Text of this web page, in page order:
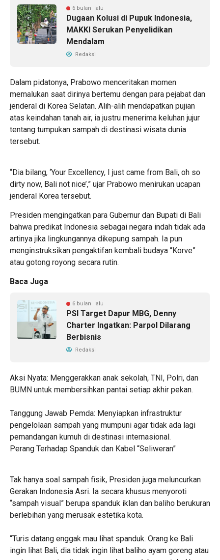
6 bulan lalu
Dugaan Kolusi di Pupuk Indonesia,
MAKKI Serukan Penyelidikan
Mendalam
Redaksi
Dalam pidatonya, Prabowo menceritakan momen
memalukan saat dirinya bertemu dengan para pejabat dan
jenderal di Korea Selatan. Alih-alih mendapatkan pujian
atas keindahan tanah air, ia justru menerima keluhan jujur
tentang tumpukan sampah di destinasi wisata dunia
tersebut.
“Dia bilang, ‘Your Excellency, I just came from Bali, oh so
dirty now, Bali not nice’,” ujar Prabowo menirukan ucapan
jenderal Korea tersebut.
​Presiden mengingatkan para Gubernur dan Bupati di Bali
bahwa predikat Indonesia sebagai negara indah tidak ada
artinya jika lingkungannya dikepung sampah. Ia pun
menginstruksikan pengaktifan kembali budaya “Korve”
atau gotong royong secara rutin.
Baca Juga
6 bulan lalu
​PSI Target Dapur MBG, Denny
Charter Ingatkan: Parpol Dilarang
Berbisnis
Redaksi
​Aksi Nyata: Menggerakkan anak sekolah, TNI, Polri, dan
BUMN untuk membersihkan pantai setiap akhir pekan.
Tanggung Jawab Pemda: Menyiapkan infrastruktur
pengelolaan sampah yang mumpuni agar tidak ada lagi
pemandangan kumuh di destinasi internasional.
​Perang Terhadap Spanduk dan Kabel “Seliweran”
Tak hanya soal sampah fisik, Presiden juga meluncurkan
Gerakan Indonesia Asri. Ia secara khusus menyoroti
“sampah visual” berupa spanduk iklan dan baliho berukuran
berlebihan yang merusak estetika kota.
“Turis datang enggak mau lihat spanduk. Orang ke Bali
ingin lihat Bali, dia tidak ingin lihat baliho ayam goreng atau